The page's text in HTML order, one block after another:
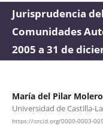
Jurisprudencia
Comunidades
2005 a 31 de
María del Pilar
Universidad de Castilla-
https://orcid.org/0000-0003-